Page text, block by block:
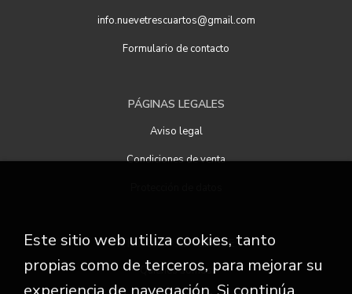
info.nuevetrescuartos@gmail.com
Formulario de contacto
PÁGINAS LEGALES
Aviso legal
Condiciones de venta
ATENCIÓN AL CLIENTE
Quiénes somos
Este sitio web utiliza cookies, tanto
propias como de terceros, para mejorar su